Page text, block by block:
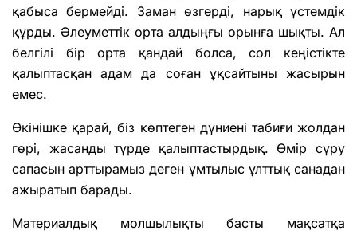
қабыса бермейді. Заман өзгерді, нарық үстемдік
құрды. Әлеуметтік орта алдыңғы орынға шықты. Ал
белгілі бір орта қандай болса, сол кеңістікте
қалыптасқан адам да соған ұқсайтыны жасырын
емес.
Өкінішке қарай, біз көптеген дүниені табиғи жолдан
гөрі, жасанды түрде қалыптастырдық. Өмір сүру
сапасын арттырамыз деген ұмтылыс ұлттық санадан
ажыратып барады.
Материалдық молшылықты басты мақсатқа